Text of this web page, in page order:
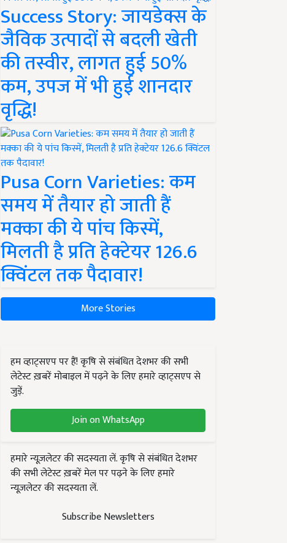
Success Story: जायडेक्स के
जैविक उत्पादों से बदली खेती
की तस्वीर, लागत हुई 50%
कम, उपज में भी हुई शानदार
वृद्धि!
Pusa Corn Varieties: कम
समय में तैयार हो जाती हैं
मक्का की ये पांच किस्में,
मिलती है प्रति हेक्टेयर 126.6
क्विंटल तक पैदावार!
More Stories
हम व्हाट्सएप पर हैं! कृषि से संबंधित देशभर की सभी
लेटेस्ट ख़बरें मोबाइल में पढ़ने के लिए हमारे व्हाट्सएप से
जुड़ें.
Join on WhatsApp
हमारे न्यूज़लेटर की सदस्यता लें. कृषि से संबंधित देशभर
की सभी लेटेस्ट ख़बरें मेल पर पढ़ने के लिए हमारे
न्यूज़लेटर की सदस्यता लें.
Subscribe Newsletters